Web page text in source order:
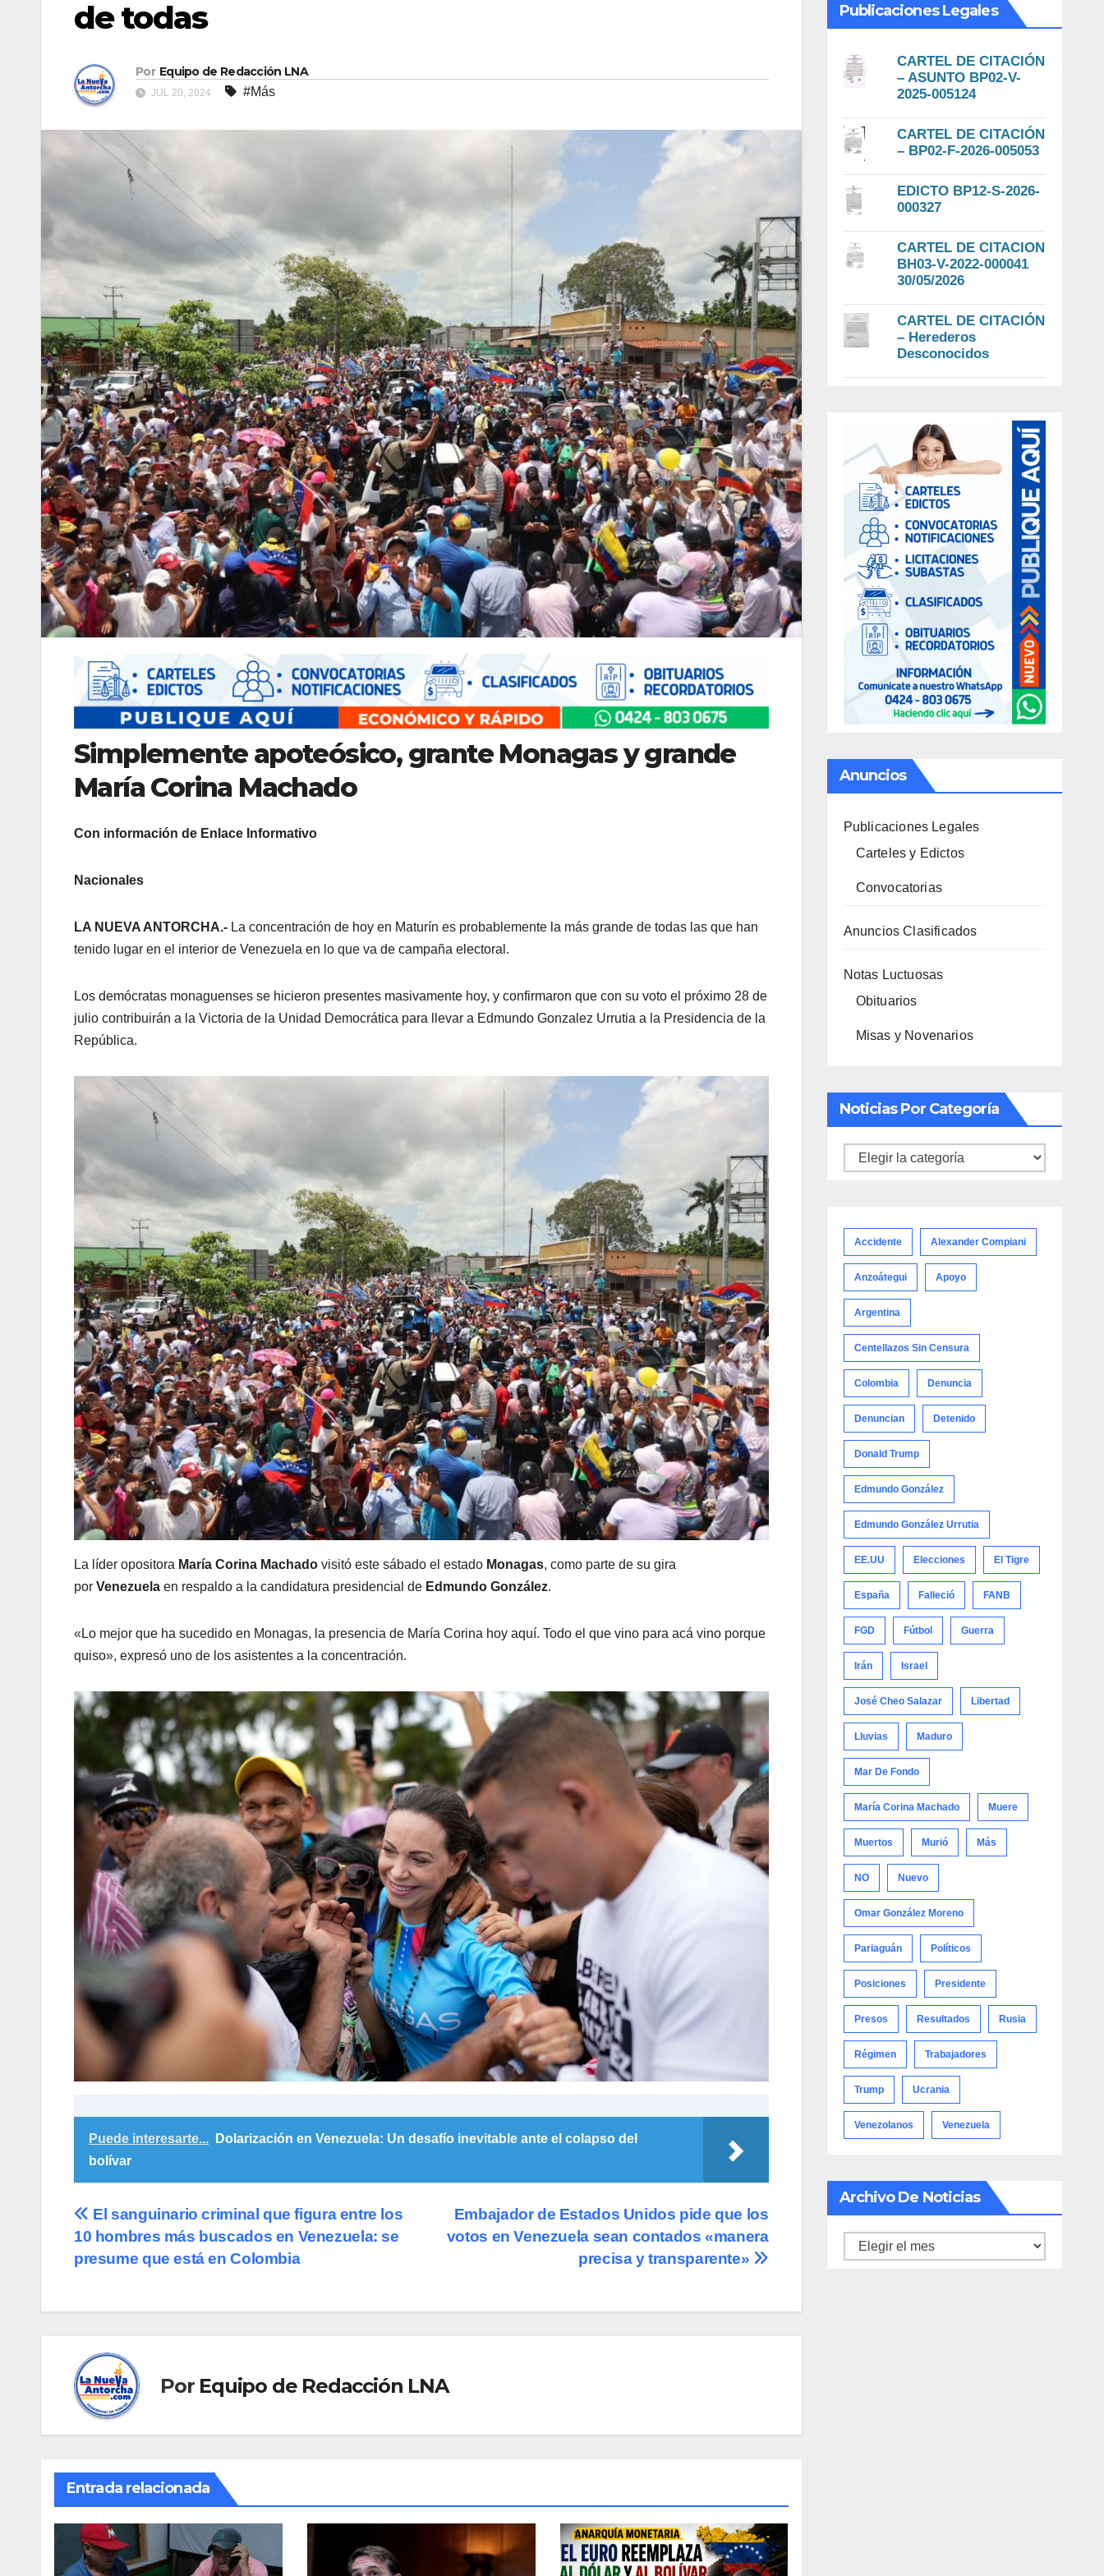
de todas
Por Equipo de Redacción LNA
JUL 20, 2024 #Más
Simplemente apoteósico, grante Monagas y grande
María Corina Machado
Con información de Enlace Informativo
Nacionales
LA NUEVA ANTORCHA.- La concentración de hoy en Maturín es probablemente la más grande de todas las que han
tenido lugar en el interior de Venezuela en lo que va de campaña electoral.
Los demócratas monaguenses se hicieron presentes masivamente hoy, y confirmaron que con su voto el próximo 28 de
julio contribuirán a la Victoria de la Unidad Democrática para llevar a Edmundo Gonzalez Urrutia a la Presidencia de la
República.
La líder opositora María Corina Machado visitó este sábado el estado Monagas, como parte de su gira
por Venezuela en respaldo a la candidatura presidencial de Edmundo González.
«Lo mejor que ha sucedido en Monagas, la presencia de María Corina hoy aquí. Todo el que vino para acá vino porque
quiso», expresó uno de los asistentes a la concentración.
Puede interesarte...
Dolarización en Venezuela: Un desafío inevitable ante el colapso del
bolívar
Navegación
de
Embajador de Estados Unidos pide que los
votos en Venezuela sean contados «manera
precisa y transparente»
El sanguinario criminal que figura entre los
10 hombres más buscados en Venezuela: se
presume que está en Colombia
Por Equipo de Redacción LNA
Entrada relacionada
Publicaciones Legales
CARTEL DE CITACIÓN
– ASUNTO BP02-V-
2025-005124
CARTEL DE CITACIÓN
– BP02-F-2026-005053
EDICTO BP12-S-2026-
000327
CARTEL DE CITACION
BH03-V-2022-000041
30/05/2026
CARTEL DE CITACIÓN
– Herederos
Desconocidos
Anuncios
Publicaciones Legales
Carteles y Edictos
Convocatorias
Anuncios Clasificados
Notas Luctuosas
Obituarios
Misas y Novenarios
Noticias Por Categoría
Noticias
Accidente Alexander Compiani
Anzoátegui Apoyo
Argentina
Centellazos Sin Censura
Colombia Denuncia
Denuncian Detenido
Donald Trump
Edmundo González
Edmundo González Urrutia
EE.UU Elecciones El Tigre
España Falleció FANB
FGD Fútbol Guerra
Irán Israel
José Cheo Salazar Libertad
Lluvias Maduro
Mar De Fondo
María Corina Machado Muere
Muertos Murió Más
NO Nuevo
Omar González Moreno
Pariaguán Políticos
Posiciones Presidente
Presos Resultados Rusia
Régimen Trabajadores
Trump Ucrania
Venezolanos Venezuela
Archivo De Noticias
Archivo